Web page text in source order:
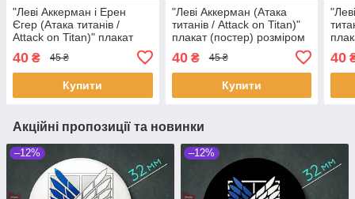
"Леві Аккерман і Ерен
Єгер (Атака титанів /
Attack on Titan)" плакат
(14х20см)
40 ₴ 45 ₴
Купити
"Леві Аккерман (Атака
титанів / Attack on Titan)"
плакат (постер) розміром
40₴ 45 ₴
Купити
40
Акційні пропозиції та новинки
–12% –12%